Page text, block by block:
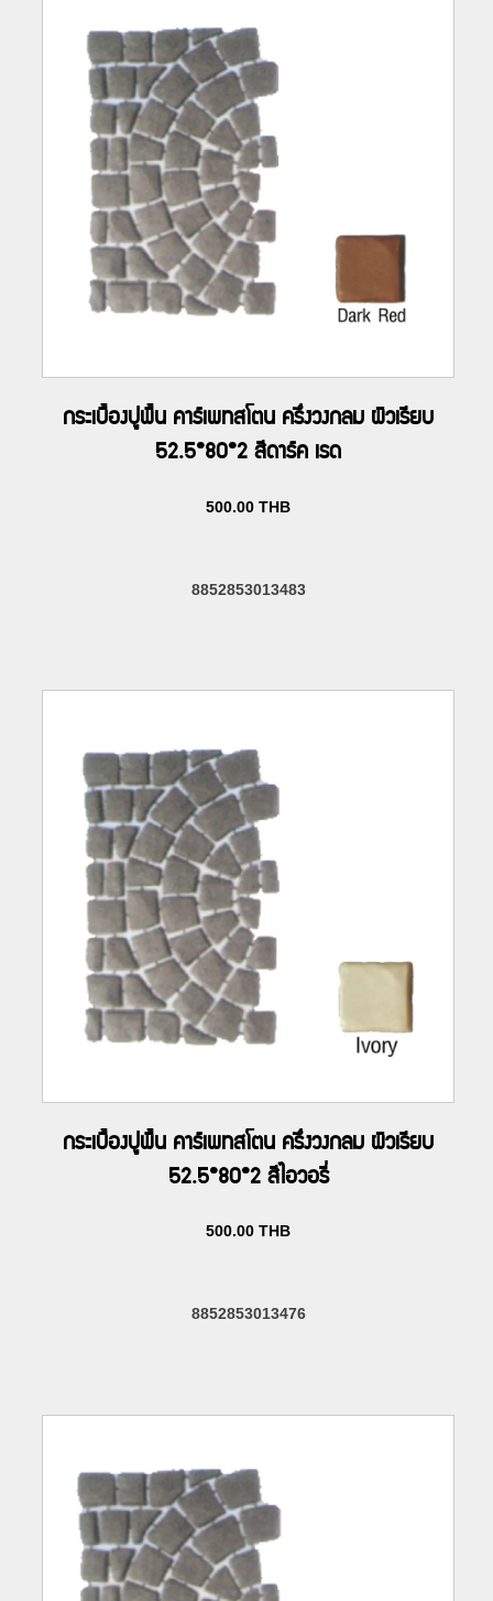
กระเบื้องปูพื้น คาร์เพทสโตน ครึ่งวงกลม ผิวเรียบ
52.5*80*2 สีดาร์ค เรด
500.00 THB
8852853013483
กระเบื้องปูพื้น คาร์เพทสโตน ครึ่งวงกลม ผิวเรียบ
52.5*80*2 สีไอวอรี่
500.00 THB
8852853013476